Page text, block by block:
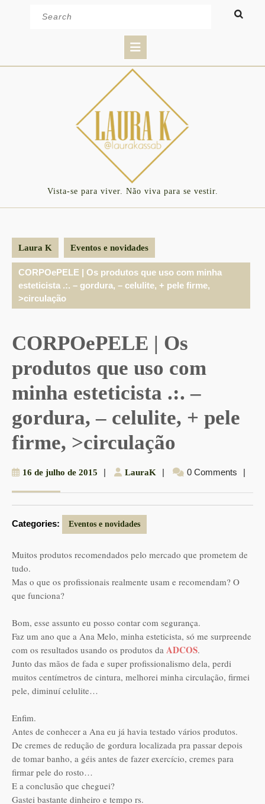
Button
Vista-se para viver. Não viva para se vestir.
Laura K Eventos e novidades
CORPOePELE | Os produtos que uso com minha
esteticista .:. – gordura, – celulite, + pele firme,
>circulação
CORPOePELE | Os
produtos que uso com
minha esteticista .:. –
gordura, – celulite, + pele
firme, >circulação
16 de julho de 2015 16
2015
| LauraK LauraK
| 0 Comments |
Categories: Eventos e novidades
Muitos produtos recomendados pelo mercado que prometem de
tudo.
Mas o que os profissionais realmente usam e recomendam? O
que funciona?
Bom, esse assunto eu posso contar com segurança.
Faz um ano que a Ana Melo, minha esteticista, só me surpreende
com os resultados usando os produtos da ADCOS.
Junto das mãos de fada e super profissionalismo dela, perdi
muitos centímetros de cintura, melhorei minha circulação, firmei
pele, diminuí celulite…
Enfim.
Antes de conhecer a Ana eu já havia testado vários produtos.
De cremes de redução de gordura localizada pra passar depois
de tomar banho, a géis antes de fazer exercício, cremes para
firmar pele do rosto…
E a conclusão que cheguei?
Gastei bastante dinheiro e tempo rs.